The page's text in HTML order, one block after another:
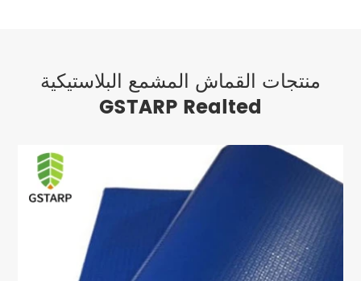
منتجات القماش المشمع البلاستيكية
GSTARP Realted